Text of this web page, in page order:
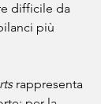
difficile da
più
rappresenta